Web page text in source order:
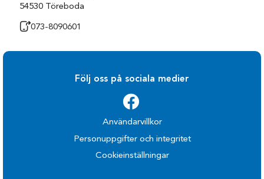
54530 Töreboda
073-8090601
Följ oss på sociala medier
Användarvillkor
Personuppgifter och integritet
Cookieinställningar